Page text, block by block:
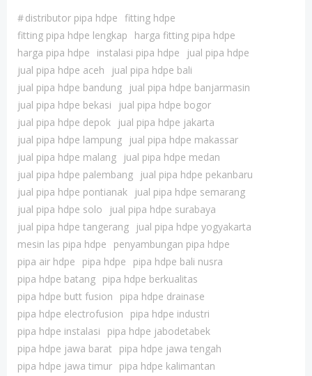
#distributor pipa hdpe fitting hdpe
fitting pipa hdpe lengkap
harga fitting pipa hdpe
harga pipa hdpe
instalasi pipa hdpe
jual pipa hdpe
jual pipa hdpe aceh
jual pipa hdpe bali
jual pipa hdpe bandung
jual pipa hdpe banjarmasin
jual pipa hdpe bekasi
jual pipa hdpe bogor
jual pipa hdpe depok
jual pipa hdpe jakarta
jual pipa hdpe lampung
jual pipa hdpe makassar
jual pipa hdpe malang
jual pipa hdpe medan
jual pipa hdpe palembang
jual pipa hdpe pekanbaru
jual pipa hdpe pontianak
jual pipa hdpe semarang
jual pipa hdpe solo
jual pipa hdpe surabaya
jual pipa hdpe tangerang
jual pipa hdpe yogyakarta
mesin las pipa hdpe
penyambungan pipa hdpe
pipa air hdpe
pipa hdpe
pipa hdpe bali nusra
pipa hdpe batang pipa hdpe berkualitas
pipa hdpe butt fusion
pipa hdpe drainase
pipa hdpe electrofusion
pipa hdpe industri
pipa hdpe instalasi
pipa hdpe jabodetabek
pipa hdpe jawa barat
pipa hdpe jawa tengah
pipa hdpe jawa timur pipa hdpe kalimantan